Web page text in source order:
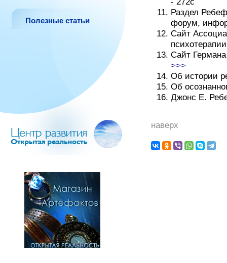
Полезные статьи
- 272с
Раздел
форум,
Сайт
Сайт
>>>
Об истории
Об
Джонс Е.
наверх